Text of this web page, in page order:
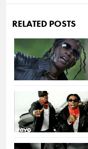
RELATED POSTS